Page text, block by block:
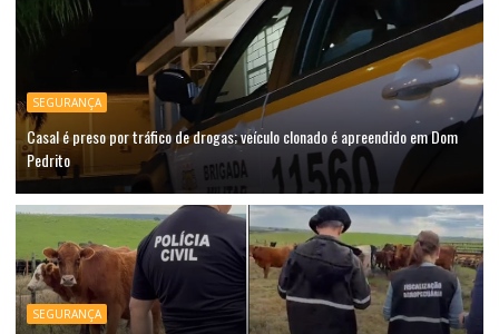
SEGURANÇA
Casal é preso por tráfico de drogas; veículo clonado é apreendido em Dom
Pedrito
SEGURANÇA